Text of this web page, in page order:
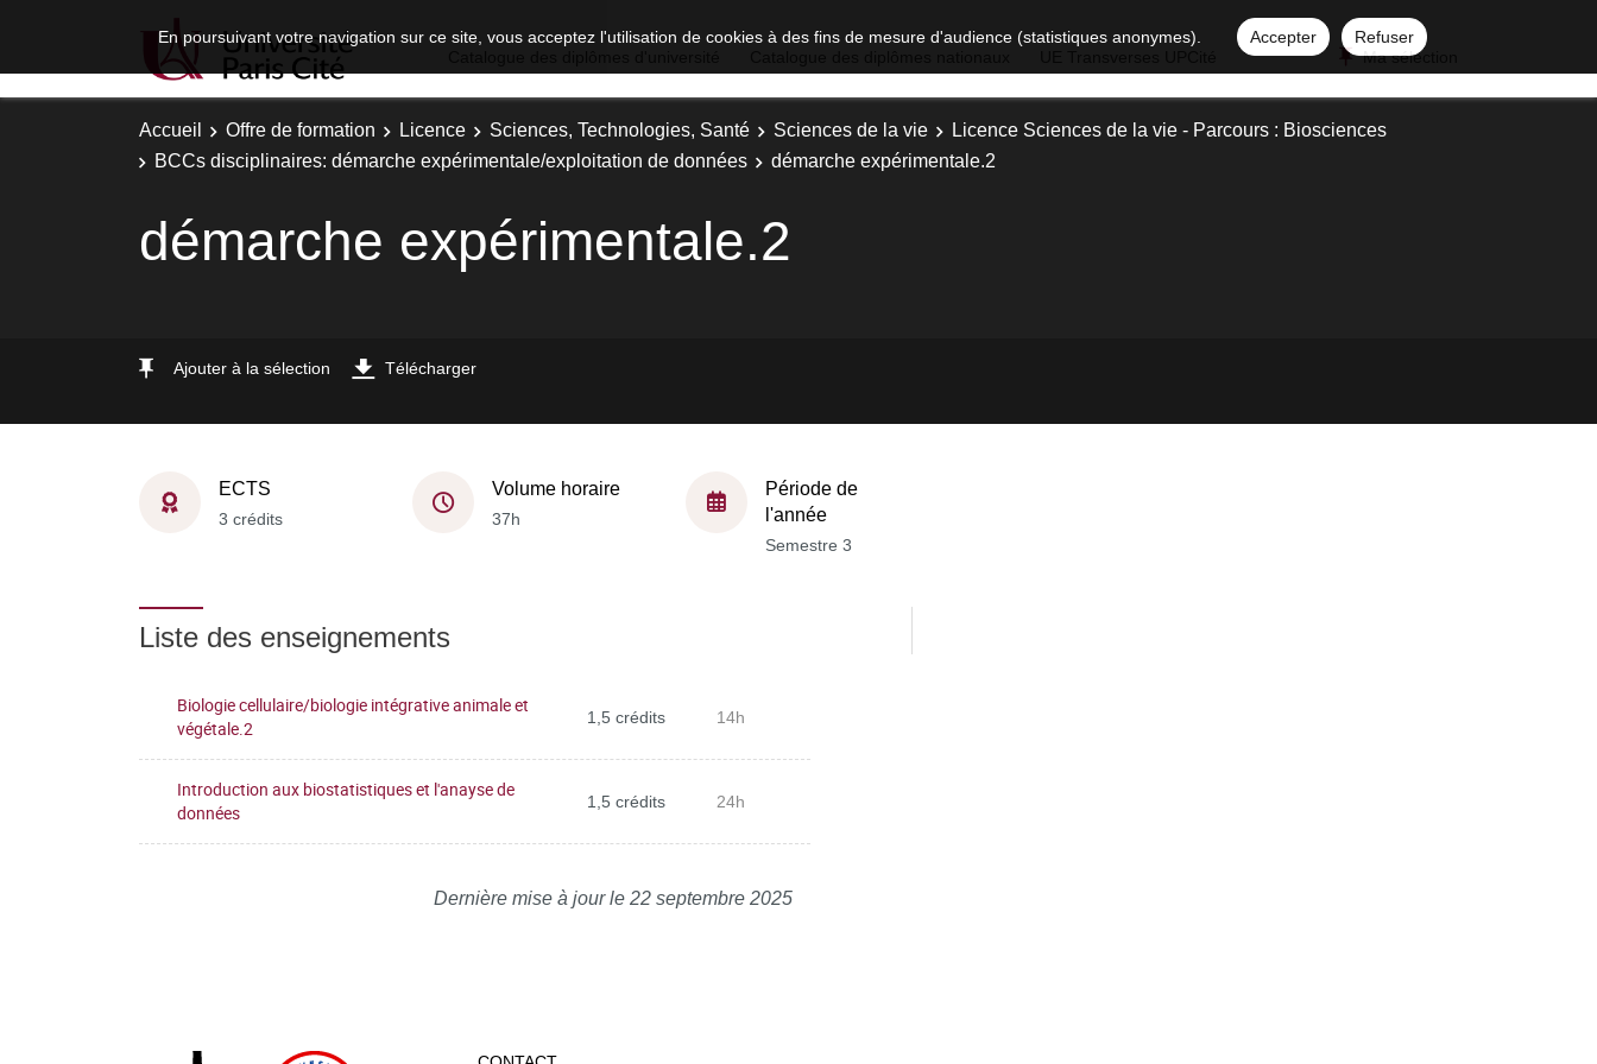
En poursuivant votre navigation sur ce site, vous acceptez l'utilisation de cookies à des fins de mesure d'audience (statistiques anonymes). Accepter
Refuser
Ma sélection
Accueil Offre de formation Licence Sciences, Technologies, Santé Sciences de la vie
Licence Sciences de la vie - Parcours : Biosciences
BCCs disciplinaires: démarche expérimentale/exploitation de données
démarche expérimentale.2
démarche expérimentale.2
Ajouter à la sélection Télécharger
ECTS
3 crédits
Volume horaire
37h
Période de
l'année
Semestre 3
Liste des enseignements
Biologie cellulaire/biologie intégrative animale et
végétale.2
1,5 crédits 14h
Introduction aux biostatistiques et l'anayse de
données
1,5 crédits 24h
Dernière mise à jour le 22 septembre 2025